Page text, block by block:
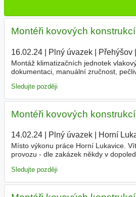
Montéři kovových konstrukcí
16.02.24| Plný úvazek| Přehýšov|
Montáž klimatizačních jednotek
dokumentaci, manuální zručnost,
Sledujte později
Montéři kovových
14.02.24| Plný úvazek| Horní
Místo výkonu práce Horní Lukavice.
provozu - dle zakázek někdy v
Sledujte později